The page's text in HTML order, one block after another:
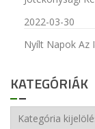
2022-03-30
Nyílt Napok Az
KATEGÓRIÁK
Kategóriák